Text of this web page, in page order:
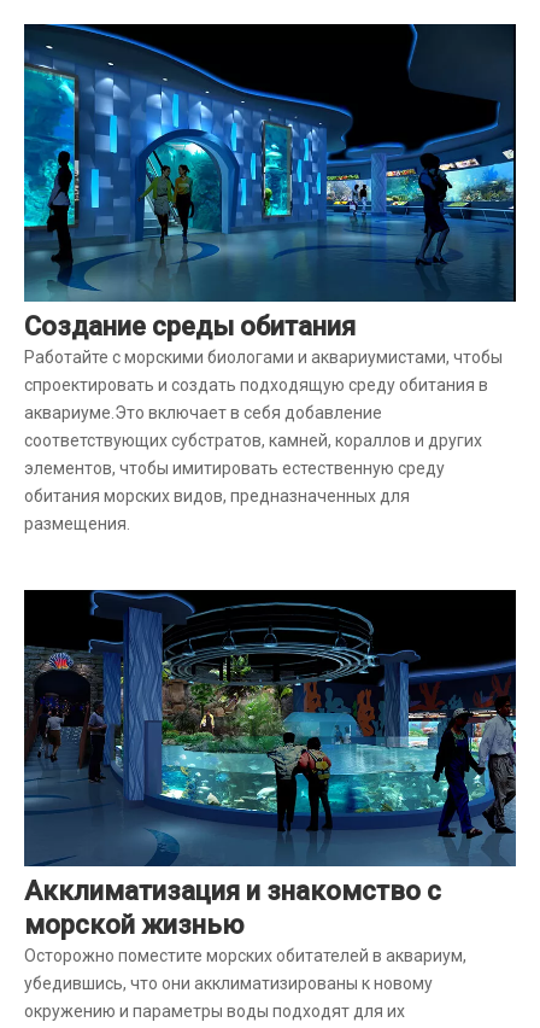
Создание среды обитания
Работайте с морскими биологами и аквариумистами, чтобы
спроектировать и создать подходящую среду обитания в
аквариуме.Это включает в себя добавление
соответствующих субстратов, камней, кораллов и других
элементов, чтобы имитировать естественную среду
обитания морских видов, предназначенных для
размещения.
Акклиматизация и знакомство с
морской жизнью
Осторожно поместите морских обитателей в аквариум,
убедившись, что они акклиматизированы к новому
окружению и параметры воды подходят для их